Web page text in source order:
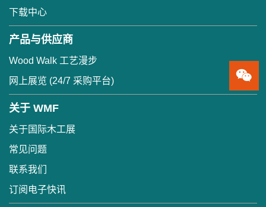
下载中心
产品与供应商
Wood Walk 工艺漫步
网上展览 (24/7 采购平台)
关于 WMF
关于国际木工展
常见问题
联系我们
订阅电子快讯